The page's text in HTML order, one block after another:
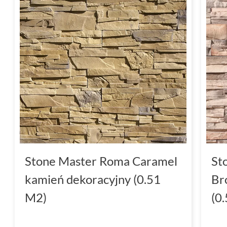
wyrazem Twojego stylu życia i estetyki.
Stone Master Roma Caramel
kamień dekoracyjny (0.51
M2)